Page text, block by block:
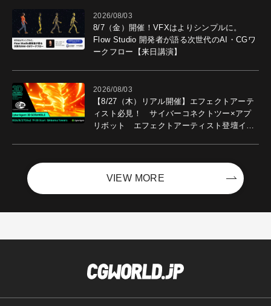
2026/08/03
8/7（金）開催！VFXはよりシンプルに。
Flow Studio 開発者が語る次世代のAI・CGワ
ークフロー【来日講演】
2026/08/03
【8/27（木）リアル開催】エフェクトアーテ
ィスト必見！ サイバーコネクトツー×アプ
リボット エフェクトアーティスト登壇イベ
VIEW MORE